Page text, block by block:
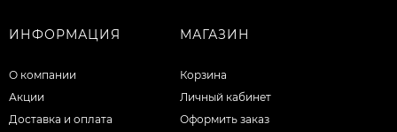
ИНФОРМАЦИЯ
О компании
Акции
Доставка и оплата
МАГАЗИН
Корзина
Личный кабинет
Оформить заказ